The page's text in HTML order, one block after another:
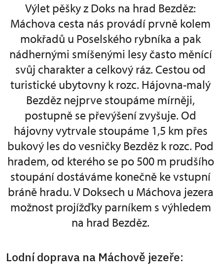
Výlet pěšky z Doks na hrad Bezděz:
Máchova cesta nás provádí prvně kolem
mokřadů u Poselského rybníka a pak
nádhernými smíšenými lesy často měnící
svůj charakter a celkový ráz. Cestou od
turistické ubytovny k rozc. Hájovna-malý
Bezděz nejprve stoupáme mírněji,
postupně se převýšení zvyšuje. Od
hájovny vytrvale stoupáme 1,5 km přes
bukový les do vesničky Bezděz k rozc. Pod
hradem, od kterého se po 500 m prudšího
stoupání dostáváme konečně ke vstupní
bráně hradu. V Doksech u Máchova jezera
možnost projížďky parníkem s výhledem
na hrad Bezděz.
Lodní doprava na Máchově jezeře: